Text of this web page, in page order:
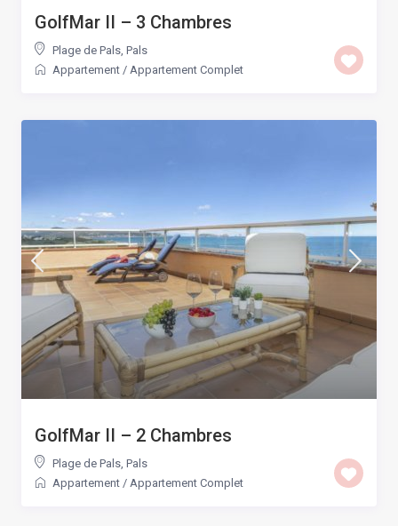
GolfMar II – 3 Chambres
Plage de Pals, Pals
Appartement / Appartement Complet
GolfMar II – 2 Chambres
Plage de Pals, Pals
Appartement / Appartement Complet